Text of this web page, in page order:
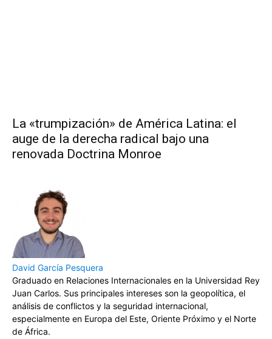
La «trumpización» de América Latina: el
auge de la derecha radical bajo una
renovada Doctrina Monroe
David García Pesquera
Graduado en Relaciones Internacionales en la Universidad Rey
Juan Carlos. Sus principales intereses son la geopolítica, el
análisis de conflictos y la seguridad internacional,
especialmente en Europa del Este, Oriente Próximo y el Norte
de África.